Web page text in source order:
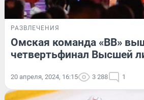
РАЗВЛЕЧЕНИЯ
Омская команда «ВВ»
четвертьфинал Высшей
20 апреля, 2024, 16:15 3 288 1